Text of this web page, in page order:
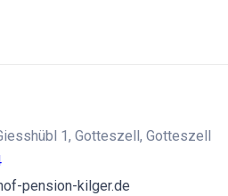
1, Gotteszell, Gotteszell
pension-kilger.de